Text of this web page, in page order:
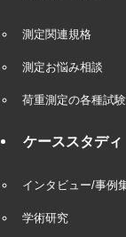
測定関連規格
測定お悩み相談
荷重測定の各種試験
ケーススタディ
インタビュー/事例
学術研究